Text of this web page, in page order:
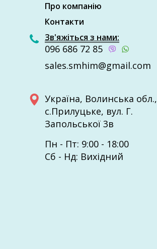
Про компанію
Контакти
Зв'яжіться з нами:
096 686 72 85
sales.smhim@gmail.com
Україна, Волинcька обл.,
с.Прилуцьке, вул. Г.
Запольської 3в
Пн - Пт: 9:00 - 18:00
Сб - Нд: Вихідний